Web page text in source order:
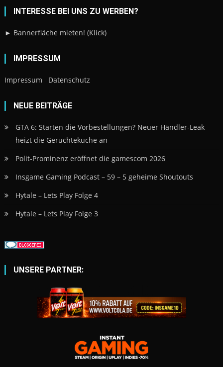
INTERESSE BEI UNS ZU WERBEN?
► Bannerfläche mieten! (Klick)
IMPRESSUM
Impressum Datenschutz
NEUE BEITRÄGE
GTA 6: Starten die Vorbestellungen? Neuer Händler-Leak
heizt die Gerüchteküche an
Polit-Prominenz eröffnet die gamescom 2026
Insgame Gaming Podcast – 59 – 5 geheime Shoutouts
Hytale – Lets Play Folge 4
Hytale – Lets Play Folge 3
UNSERE PARTNER: